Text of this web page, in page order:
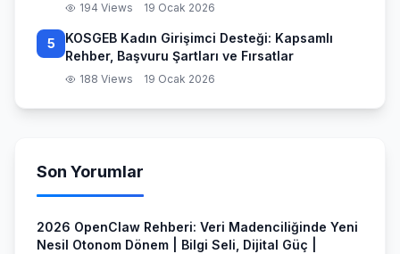
194 Views 19 Ocak 2026
5
KOSGEB Kadın Girişimci Desteği: Kapsamlı
Rehber, Başvuru Şartları ve Fırsatlar
188 Views 19 Ocak 2026
Son Yorumlar
2026 OpenClaw Rehberi: Veri Madenciliğinde Yeni
Nesil Otonom Dönem | Bilgi Seli, Dijital Güç |